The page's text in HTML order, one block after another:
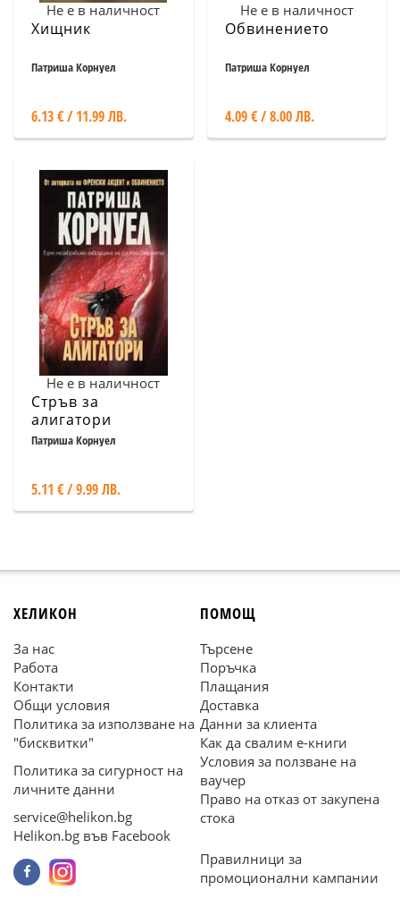
Не е в наличност
Хищник
Патриша Корнуел
6.13 € / 11.99 ЛВ.
Не е в наличност
Обвинението
Патриша Корнуел
4.09 € / 8.00 ЛВ.
Не е в наличност
Стръв за
алигатори
Патриша Корнуел
5.11 € / 9.99 ЛВ.
ХЕЛИКОН
За нас
Работа
Контакти
Общи условия
Политика за използване на
"бисквитки"
Политика за сигурност на
личните данни
service@helikon.bg
Helikon.bg във Facebook
ПОМОЩ
Търсене
Поръчка
Плащания
Доставка
Данни за клиента
Как да свалим е-книги
Условия за ползване на
ваучер
Право на отказ от закупена
стока
Правилници за
промоционални кампании